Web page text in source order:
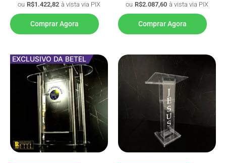
ou R$1.422,82 à vista via PIX
Comprar Agora
ou R$2.087,60 à vista via PIX
Comprar Agora
EXCLUSIVO DA BETEL